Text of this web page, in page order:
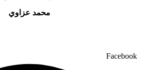
محمد عزاوي
Facebook